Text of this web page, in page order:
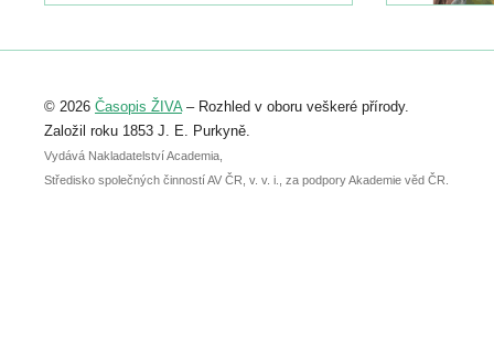
Registrovat se můžete do 6. září.
abstraktu přihlášené přednášky nebo
posteru je už 30. června.
© 2026 Časopis ŽIVA– Rozhled v oboru veškeré přírody.
Založil roku 1853 J. E. Purkyně.
Vydává Nakladatelství Academia,
Středisko společných činností AV ČR, v. v. i., za podpory Akademie věd ČR.